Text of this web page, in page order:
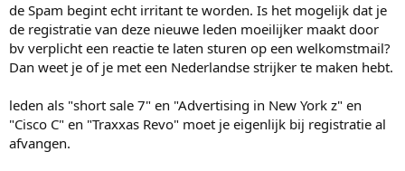
de Spam begint echt irritant te worden. Is het mogelijk dat je
de registratie van deze nieuwe leden moeilijker maakt door
bv verplicht een reactie te laten sturen op een welkomstmail?
Dan weet je of je met een Nederlandse strijker te maken hebt.
leden als "short sale 7" en "Advertising in New York z" en
"Cisco C" en "Traxxas Revo" moet je eigenlijk bij registratie al
afvangen.